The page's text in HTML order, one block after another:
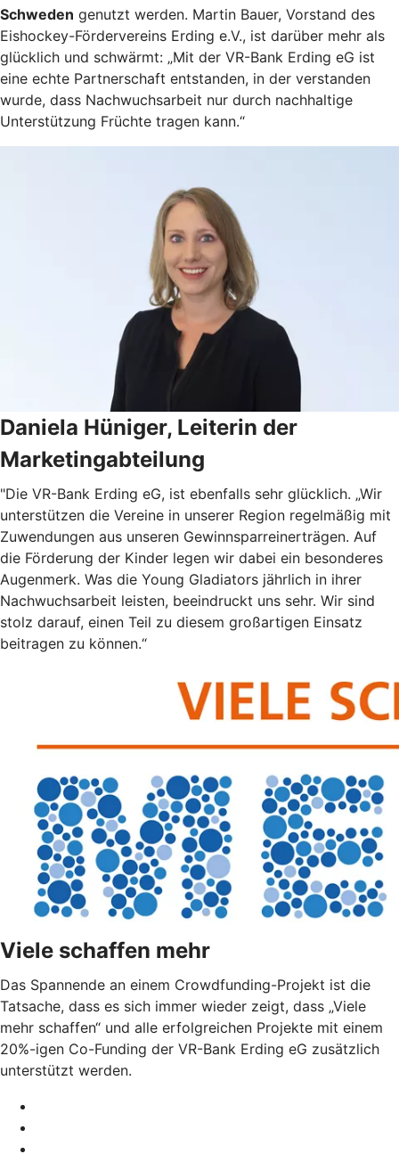
Schweden genutzt werden. Martin Bauer, Vorstand des
Eishockey-Fördervereins Erding e.V., ist darüber mehr als
glücklich und schwärmt: „Mit der VR-Bank Erding eG ist
eine echte Partnerschaft entstanden, in der verstanden
wurde, dass Nachwuchsarbeit nur durch nachhaltige
Unterstützung Früchte tragen kann.“
Daniela Hüniger, Leiterin der
Marketingabteilung
"Die VR-Bank Erding eG, ist ebenfalls sehr glücklich. „Wir
unterstützen die Vereine in unserer Region regelmäßig mit
Zuwendungen aus unseren Gewinnsparreinerträgen. Auf
die Förderung der Kinder legen wir dabei ein besonderes
Augenmerk. Was die Young Gladiators jährlich in ihrer
Nachwuchsarbeit leisten, beeindruckt uns sehr. Wir sind
stolz darauf, einen Teil zu diesem großartigen Einsatz
beitragen zu können.“
Viele schaffen mehr
Das Spannende an einem Crowdfunding-Projekt ist die
Tatsache, dass es sich immer wieder zeigt, dass „Viele
mehr schaffen“ und alle erfolgreichen Projekte mit einem
20%-igen Co-Funding der VR-Bank Erding eG zusätzlich
unterstützt werden.